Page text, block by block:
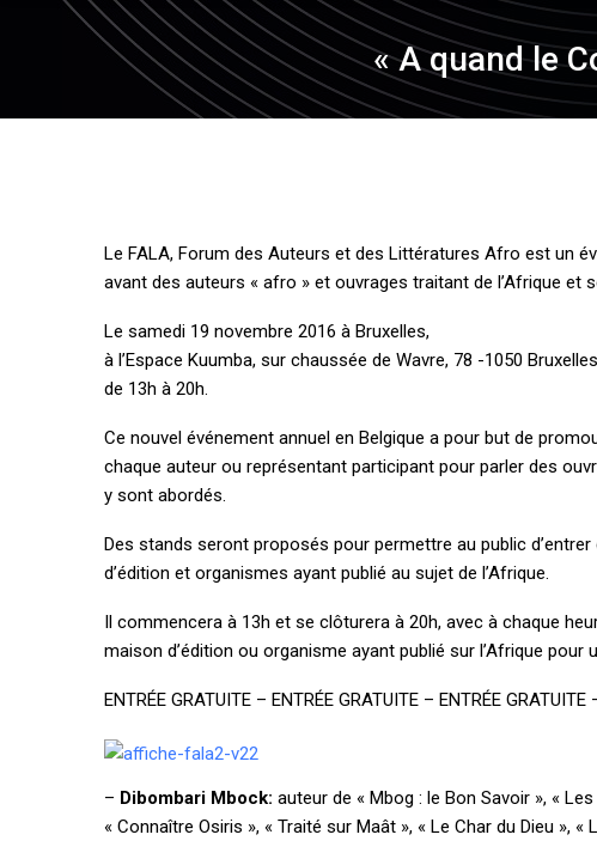
« A quand le
Le FALA, Forum des Auteurs et des Littératures Afro est un
avant des auteurs « afro » et ouvrages traitant de l’Afrique et
Le samedi 19 novembre 2016 à Bruxelles,
à l’Espace Kuumba, sur chaussée de Wavre, 78 -1050 Bruxelles
de 13h à 20h.
Ce nouvel événement annuel en Belgique a pour but de
chaque auteur ou représentant participant pour parler des
y sont abordés.
Des stands seront proposés pour permettre au public
d’édition et organismes ayant publié au sujet de l’Afrique.
Il commencera à 13h et se clôturera à 20h, avec à chaque
maison d’édition ou organisme ayant publié sur l’Afrique pour
ENTRÉE GRATUITE – ENTRÉE GRATUITE – ENTRÉE GRATUITE
– Dibombari Mbock: auteur de « Mbog : le Bon Savoir », «
« Connaître Osiris », « Traité sur Maât », « Le Char du Dieu », «
Neocolonialism &
Sovereignty: The Case
of Kongo-Kinshasa
Le
posture stratégique
bâtir